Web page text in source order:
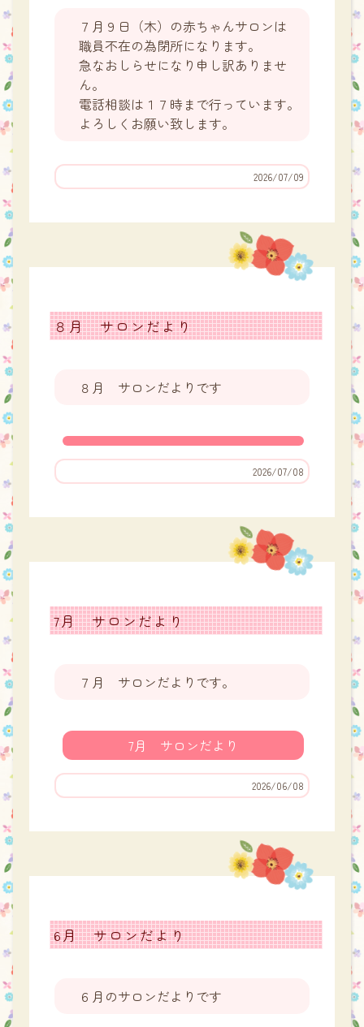
７月９日（木）の赤ちゃんサロンは
職員不在の為閉所になります。
急なおしらせになり申し訳ありませ
ん。
電話相談は１７時まで行っています。
よろしくお願い致します。
2026/07/09
８月 サロンだより
８月 サロンだよりです
2026/07/08
7月 サロンだより
７月 サロンだよりです。
7月 サロンだより
2026/06/08
6月 サロンだより
６月のサロンだよりです